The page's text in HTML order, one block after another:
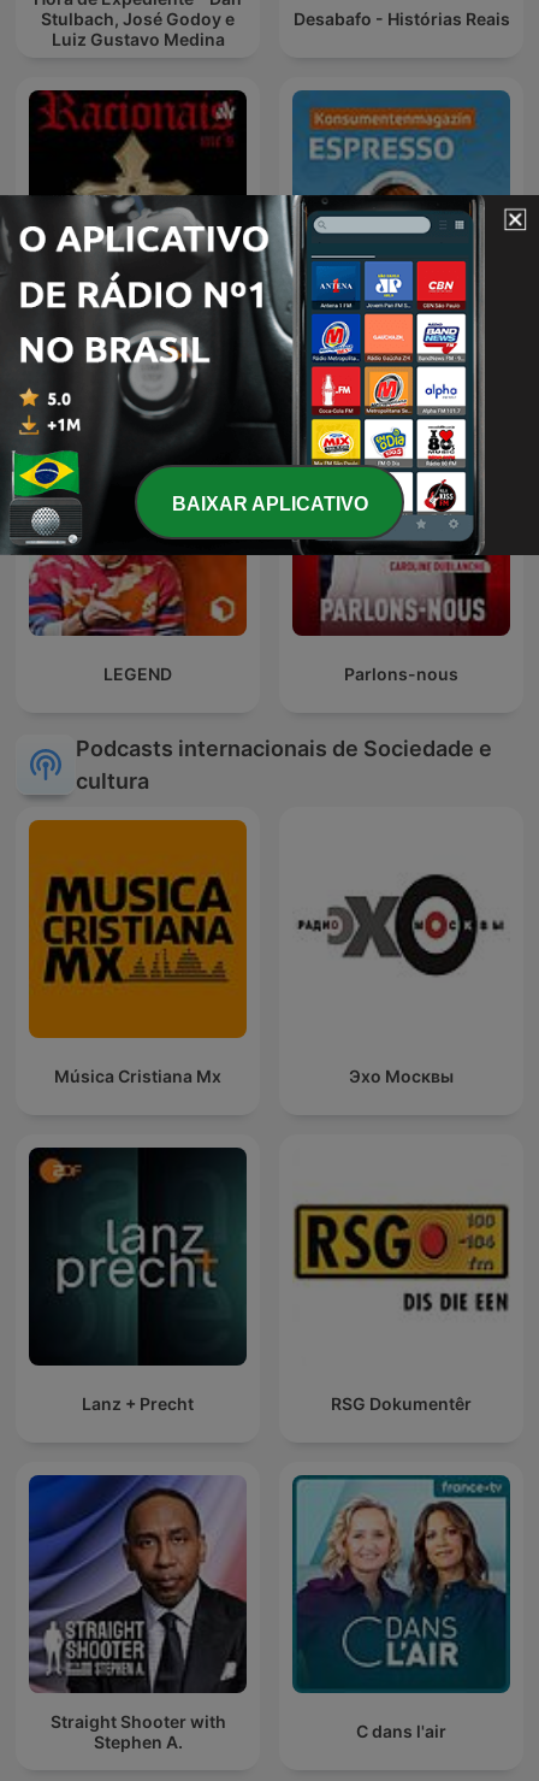
Stulbach, José Godoy e
Luiz Gustavo Medina
Desabafo - Histórias Reais
Racionais Espresso
LEGEND Parlons-nous
Podcasts internacionais de Sociedade e
cultura
Música Cristiana Mx Эхо Москвы
Lanz + Precht RSG Dokumentêr
Straight Shooter with
Stephen A.
C dans l'air
BAIXAR APLICATIVO